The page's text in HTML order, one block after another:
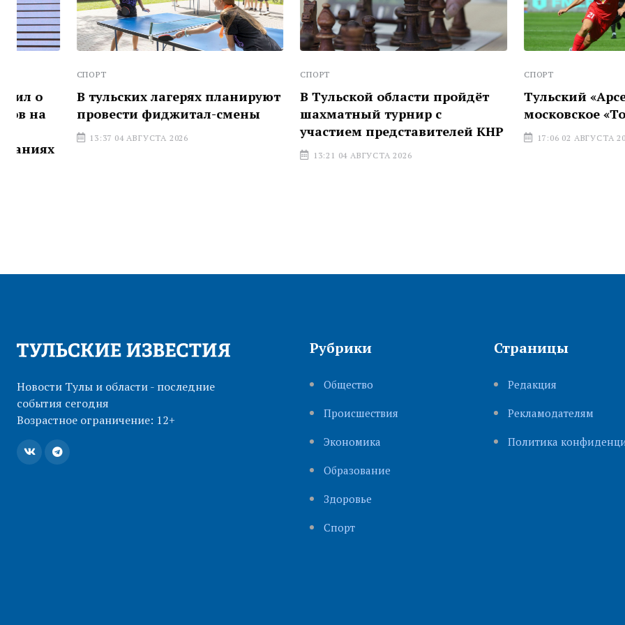
В тульских лагерях планируют
провести фиджитал-смены
13:37 04 АВГУСТА 2026
В Тульской области пройдёт
шахматный турнир с
участием представителей КНР
13:21 04 АВГУСТА 2026
Тульский «Арсенал»
московское «Торпедо»
17:06 02 АВГУСТА 2026
Новости Тулы и области - последние
события сегодня
Возрастное ограничение: 12+
Рубрики
Общество
Происшествия
Экономика
Образование
Здоровье
Cпорт
Страницы
Редакция
Рекламодателям
Политика